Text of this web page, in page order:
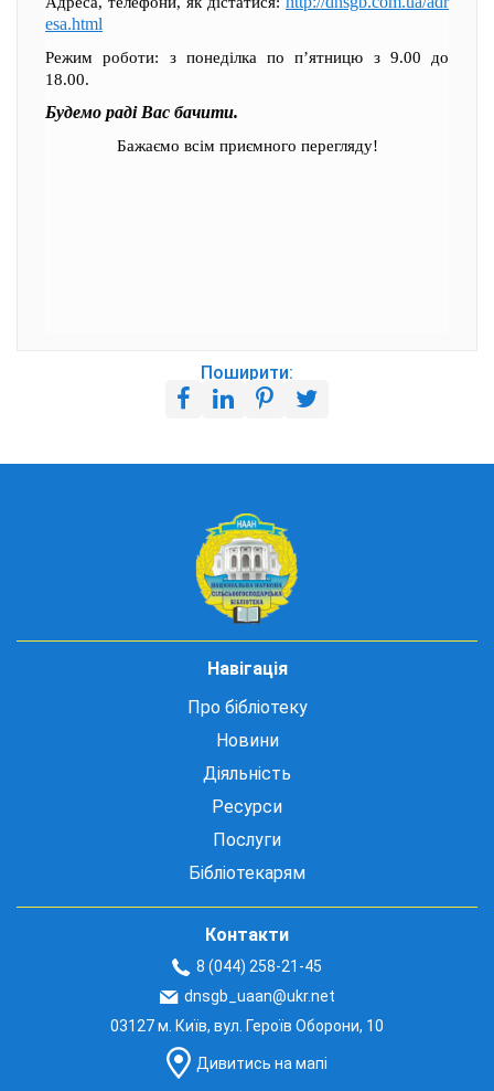
esa.html
Режим роботи: з понеділка по п’ятницю з 9.00 до
18.00.
Будемо раді Вас бачити.
Бажаємо всім приємного перегляду!
Поширити:
Навігація
Про бібліотеку
Новини
Діяльність
Ресурси
Послуги
Бібліотекарям
Контакти
8 (044) 258-21-45
dnsgb_uaan@ukr.net
03127 м. Київ, вул. Героїв Оборони, 10
Дивитись на мапі